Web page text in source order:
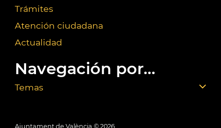
Trámites
Atención ciudadana
Actualidad
Navegación por...
Temas
Ajuntament de València © 2026